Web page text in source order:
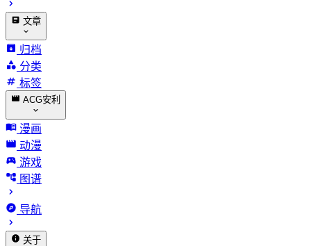
文章
归档
分类
标签
ACG安利
漫画
动漫
游戏
图谱
导航
关于